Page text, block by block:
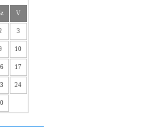
V
3
10
17
24